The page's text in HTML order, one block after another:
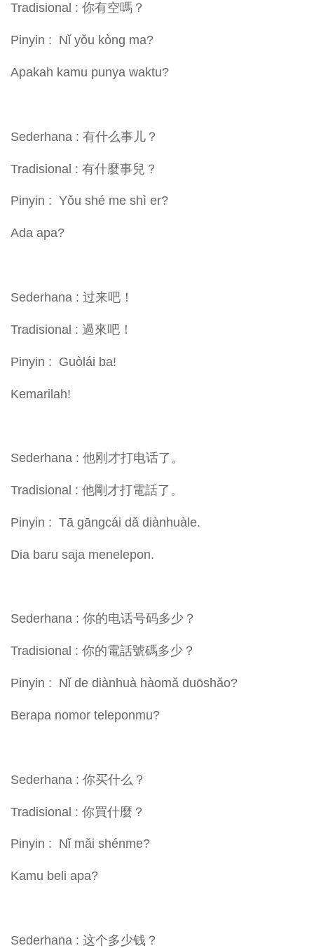
Tradisional : 你有空嗎？
Pinyin : Nǐ yǒu kòng ma?
Apakah kamu punya waktu?
Sederhana : 有什么事儿？
Tradisional : 有什麼事兒？
Pinyin : Yǒu shé me shì er?
Ada apa?
Sederhana : 过来吧！
Tradisional : 過來吧！
Pinyin : Guòlái ba!
Kemarilah!
Sederhana : 他刚才打电话了。
Tradisional : 他剛才打電話了。
Pinyin : Tā gāngcái dǎ diànhuàle.
Dia baru saja menelepon.
Sederhana : 你的电话号码多少？
Tradisional : 你的電話號碼多少？
Pinyin : Nǐ de diànhuà hàomǎ duōshǎo?
Berapa nomor teleponmu?
Sederhana : 你买什么？
Tradisional : 你買什麼？
Pinyin : Nǐ mǎi shénme?
Kamu beli apa?
Sederhana : 这个多少钱？